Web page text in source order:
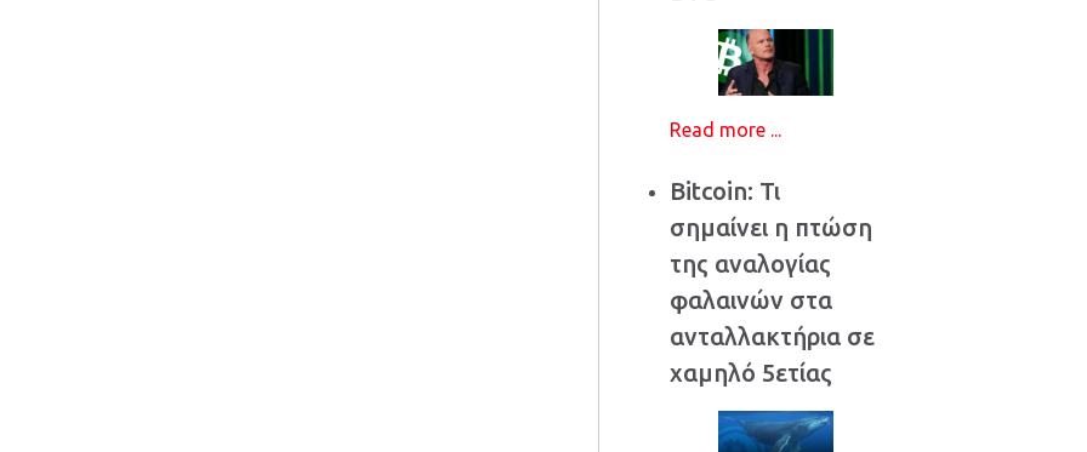
Read more ...
Bitcoin: Τι
σημαίνει η πτώση
της αναλογίας
φαλαινών στα
ανταλλακτήρια σε
χαμηλό 5ετίας